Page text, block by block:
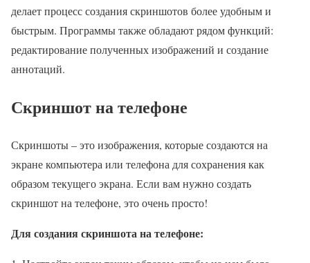
делает процесс создания скриншотов более удобным и
быстрым. Программы также обладают рядом функций:
редактирование полученных изображений и создание
аннотаций.
Скриншот на телефоне
Скриншоты – это изображения, которые создаются на
экране компьютера или телефона для сохранения как
образом текущего экрана. Если вам нужно создать
скриншот на телефоне, это очень просто!
Для создания скриншота на телефоне: